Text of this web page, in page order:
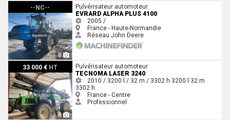
--NC--
8
Evrard ALPHA PLUS 4100Pulvérisateur automoteur
EVRARD ALPHA PLUS 4100
2005 /
France - Haute-Normandie
Réseau John Deere
33 000 € HT
8
Tecnoma LASER 3240
Pulvérisateur automoteur
TECNOMA LASER 3240
2010 / 3200 l / 32 m / 3302 h 3200 l 32 m
3302 h
France - Centre
Professionnel